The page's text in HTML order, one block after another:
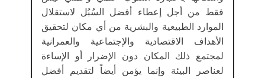
فقط من أجل إعطاء أفضل السُبُل لاستقلال
الموارد الطبيعية والبشرية من أي مكان لتحقيق
الأهداف الاقتصادية والإجتماعية والعمرانية
لمجتمع ذلك المكان دون الإضرار أو الإساءة
لعناصر البيئة وإنما يؤمن أيضاً لتقديم أفضل